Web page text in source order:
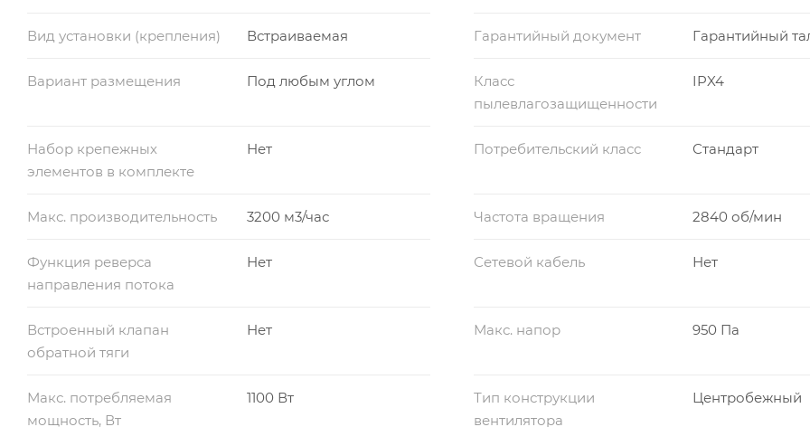
Вид установки (крепления) Встраиваемая Гарантийный документ Гарантийный
Вариант размещения Под любым углом
Класс
пылевлагозащищенности
IPX4
Набор крепежных
элементов в комплекте
Нет Потребительский класс Стандарт
Макс. производительность 3200 м3/час Частота вращения 2840 об/мин
Функция реверса
направления потока
Нет Сетевой кабель Нет
Встроенный клапан
обратной тяги
Нет Макс. напор 950 Па
Макс. потребляемая
мощность, Вт
1100 Вт
Тип конструкции
вентилятора
Центробежный